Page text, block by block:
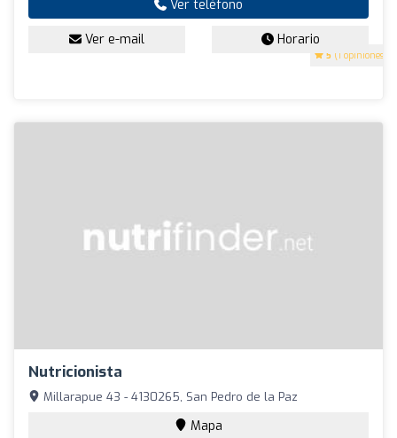
5 (1 opiniones)
Ver teléfono
Ver e-mail Horario
Nutricionista
Millarapue 43 - 4130265, San Pedro de la Paz
Mapa